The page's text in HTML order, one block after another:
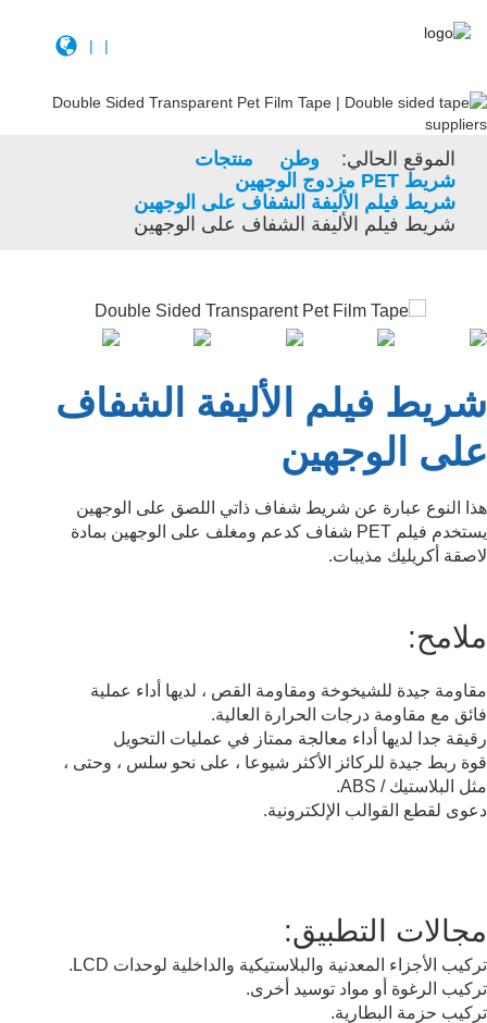
|
|
الموقع الحالي: وطن
منتجات
شريط PET مزدوج الوجهين
شريط فيلم الأليفة الشفاف على الوجهين
شريط فيلم الأليفة الشفاف على الوجهين
شريط فيلم الأليفة الشفاف
على الوجهين
هذا النوع عبارة عن شريط شفاف ذاتي اللصق على الوجهين
يستخدم فيلم PET شفاف كدعم ومغلف على الوجهين بمادة
لاصقة أكريليك مذيبات.
ملامح:
مقاومة جيدة للشيخوخة ومقاومة القص ، لديها أداء عملية
فائق مع مقاومة درجات الحرارة العالية.
رقيقة جدا لديها أداء معالجة ممتاز في عمليات التحويل
قوة ربط جيدة للركائز الأكثر شيوعا ، على نحو سلس ، وحتى ،
مثل البلاستيك / ABS.
دعوى لقطع القوالب الإلكترونية.
مجالات التطبيق:
تركيب الأجزاء المعدنية والبلاستيكية والداخلية لوحدات LCD.
تركيب الرغوة أو مواد توسيد أخرى.
تركيب حزمة البطارية.